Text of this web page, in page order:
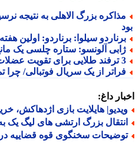
بزرگ الاهلی به نتیجه
سیلوا: برناردو: اولین هفته
آلونسو: ستاره چلسی یک مانع
از یک سریال فوتبالی/ چرا
داغ:
هایلایت بازی اژدهاکش، خرید
بزرگ ارتشی های لیگ یک به
سخنگوی قوه قضاییه